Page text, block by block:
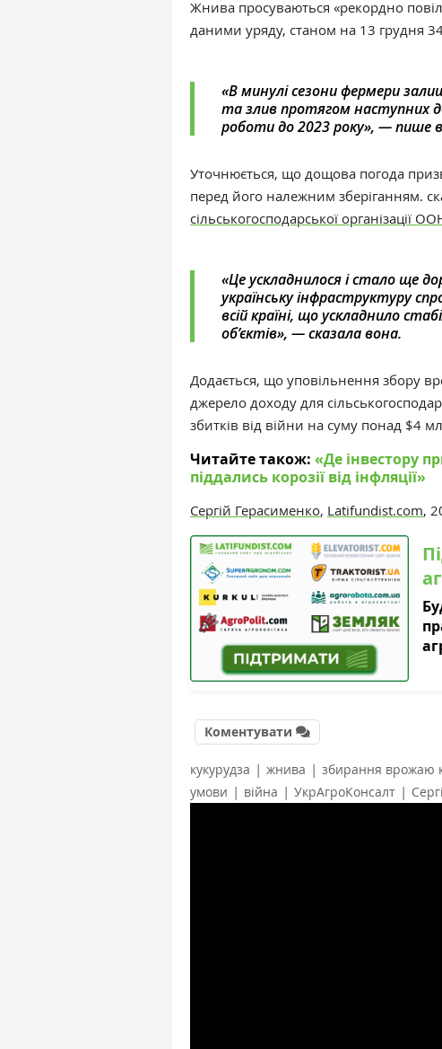
Жнива просуваються «рекордно
даними уряду, станом на 13 грудня
«‎В минулі сезони фермери
та злив протягом наступних
роботи до 2023 року»‎, — пише
Уточнюється, що дощова погода
перед його належним зберіганням.
сільськогосподарської організації
«‎Це ускладнилося і стало ще
українську інфраструктуру
всій країні, що ускладнило
об’єктів», — сказала вона.
Додається, що уповільнення збору
джерело доходу для
збитків від війни на суму понад $4
Читайте також: «‎Де інвестору
піддались корозії від інфляції»
Сергій Герасименко, Latifundist.com,
Коментувати
кукурудза | жнива | збирання врожаю
умови | війна | УкрАгроКонсалт |